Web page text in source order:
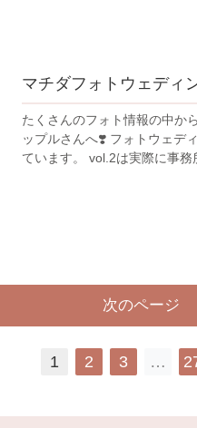
マチダフォトウェディ
たくさんのフォト情報の中か
ップルさんへ❣️ フォトウェディングって、どんな風に進めて行くの？のご質問にお答えし
ています。 vol.2は実
次のページ
1 2 3 …